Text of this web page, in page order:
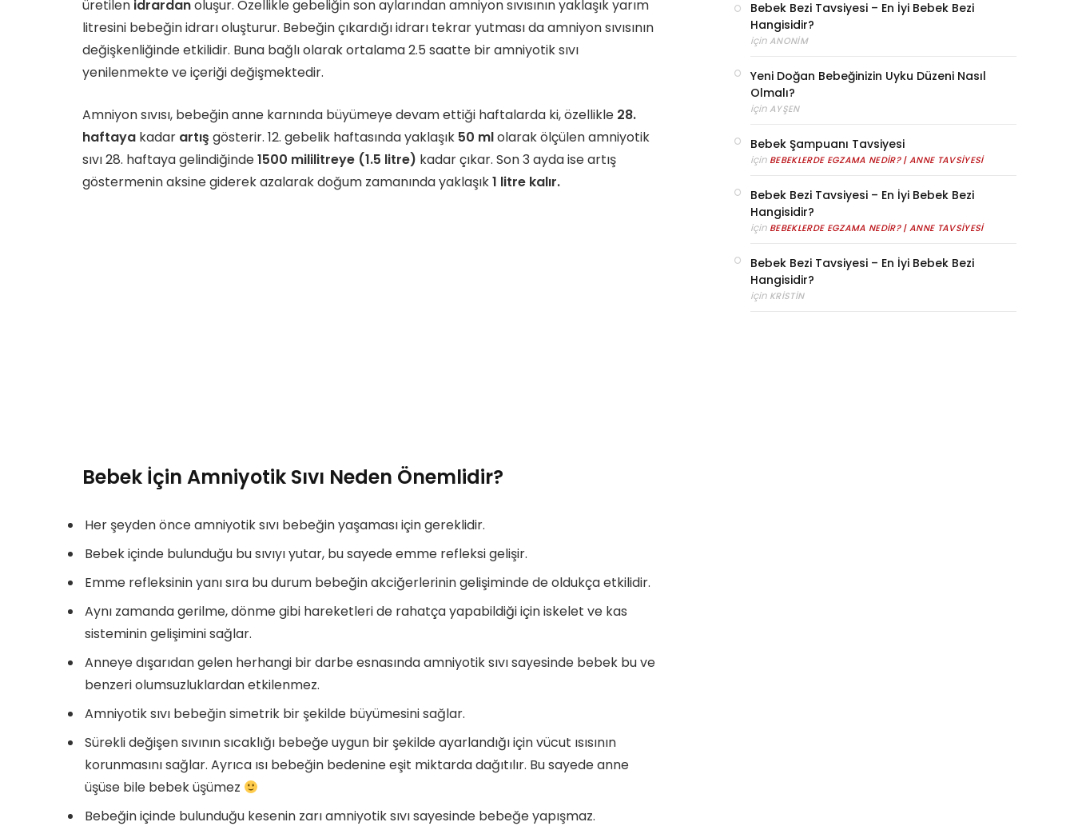
üretilen idrardanoluşur. Özellikle gebeliğin son aylarından amniyon sıvısının yaklaşık yarım
litresini bebeğin idrarı oluşturur. Bebeğin çıkardığı idrarı tekrar yutması da amniyon sıvısının
değişkenliğinde etkilidir. Buna bağlı olarak ortalama 2.5 saatte bir amniyotik sıvı
yenilenmekte ve içeriği değişmektedir.
Amniyon sıvısı, bebeğin anne karnında büyümeye devam ettiği haftalarda ki, özellikle 28.
haftaya kadar artış gösterir. 12. gebelik haftasında yaklaşık 50 mlolarak ölçülen amniyotik
sıvı 28. haftaya gelindiğinde1500 mililitreye (1.5 litre) kadar çıkar. Son 3 ayda ise artış
göstermenin aksine giderek azalarak doğum zamanında yaklaşık1 litre kalır.
Bebek İçin Amniyotik Sıvı Neden Önemlidir?
Her şeyden önce amniyotik sıvı bebeğin yaşaması için gereklidir.
Bebek içinde bulunduğu bu sıvıyı yutar, bu sayede emme refleksi gelişir.
Emme refleksinin yanı sıra bu durum bebeğin akciğerlerinin gelişiminde de oldukça etkilidir.
Aynı zamanda gerilme, dönme gibi hareketleri de rahatça yapabildiği için iskelet ve kas
sisteminin gelişimini sağlar.
Anneye dışarıdan gelen herhangi bir darbe esnasında amniyotik sıvı sayesinde bebek bu ve
benzeri olumsuzluklardan etkilenmez.
Amniyotik sıvı bebeğin simetrik bir şekilde büyümesini sağlar.
Sürekli değişen sıvının sıcaklığı bebeğe uygun bir şekilde ayarlandığı için vücut ısısının
korunmasını sağlar. Ayrıca ısı bebeğin bedenine eşit miktarda dağıtılır. Bu sayede anne
üşüse bile bebek üşümez
Bebeğin içinde bulunduğu kesenin zarı amniyotik sıvı sayesinde bebeğe yapışmaz.
Bebek Bezi Tavsiyesi – En İyi Bebek Bezi
Hangisidir?
için ANONIM
Yeni Doğan Bebeğinizin Uyku Düzeni Nasıl
Olmalı?
için AYŞEN
Bebek Şampuanı Tavsiyesi
için BEBEKLERDE EGZAMA NEDIR? | ANNE TAVSIYESI
Bebek Bezi Tavsiyesi – En İyi Bebek Bezi
Hangisidir?
için BEBEKLERDE EGZAMA NEDIR? | ANNE TAVSIYESI
Bebek Bezi Tavsiyesi – En İyi Bebek Bezi
Hangisidir?
için KRISTIN